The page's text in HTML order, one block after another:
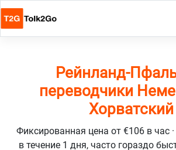
Рейнланд-
переводчики
Хорватский
Фиксированная цена от €106 в час
в течение 1 дня, часто гораздо